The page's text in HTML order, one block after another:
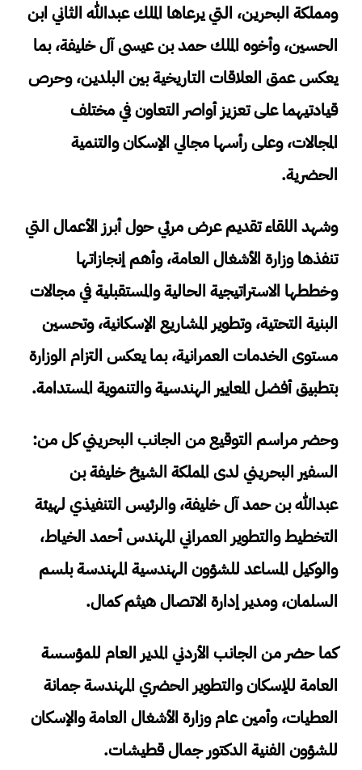
ومملكة البحرين، التي يرعاها الملك عبدالله الثاني ابن
الحسين، وأخوه الملك حمد بن عيسى آل خليفة، بما
يعكس عمق العلاقات التاريخية بين البلدين، وحرص
قيادتيهما على تعزيز أواصر التعاون في مختلف
المجالات، وعلى رأسها مجالي الإسكان والتنمية
الحضرية.
وشهد اللقاء تقديم عرض مرئي حول أبرز الأعمال التي
تنفذها وزارة الأشغال العامة، وأهم إنجازاتها
وخططها الاستراتيجية الحالية والمستقبلية في مجالات
البنية التحتية، وتطوير المشاريع الإسكانية، وتحسين
مستوى الخدمات العمرانية، بما يعكس التزام الوزارة
بتطبيق أفضل المعايير الهندسية والتنموية المستدامة.
وحضر مراسم التوقيع من الجانب البحريني كل من:
السفير البحريني لدى المملكة الشيخ خليفة بن
عبدالله بن حمد آل خليفة، والرئيس التنفيذي لهيئة
التخطيط والتطوير العمراني المهندس أحمد الخياط،
والوكيل المساعد للشؤون الهندسية المهندسة بلسم
السلمان، ومدير إدارة الاتصال هيثم كمال.
كما حضر من الجانب الأردني المدير العام للمؤسسة
العامة للإسكان والتطوير الحضري المهندسة جمانة
العطيات، وأمين عام وزارة الأشغال العامة والإسكان
للشؤون الفنية الدكتور جمال قطيشات.